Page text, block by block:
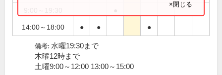
14:00～18:00 ● ● ●
×閉じる
備考: 水曜19:30まで
木曜12時まで
土曜9:00～12:00 13:00～15:00